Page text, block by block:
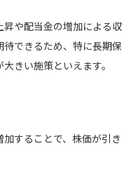
や配当金の増加による収
できるため、特に長期保
きい施策といえます。
することで、株価が引き